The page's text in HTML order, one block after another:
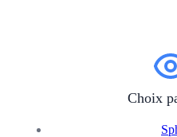
Choix